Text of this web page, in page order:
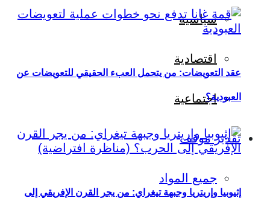
سياسية
اقتصادية
اجتماعية
تقدير موقف
جميع المواد
عقد التعويضات: من يتحمل العبء الحقيقي للتعويضات عن
العبودية؟
إثيوبيا وإريتريا وجبهة تيغراي: من يجر القرن الإفريقي إلى